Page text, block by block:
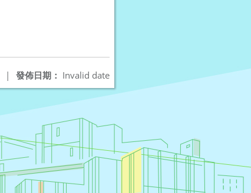
發佈日期： Invalid date
|